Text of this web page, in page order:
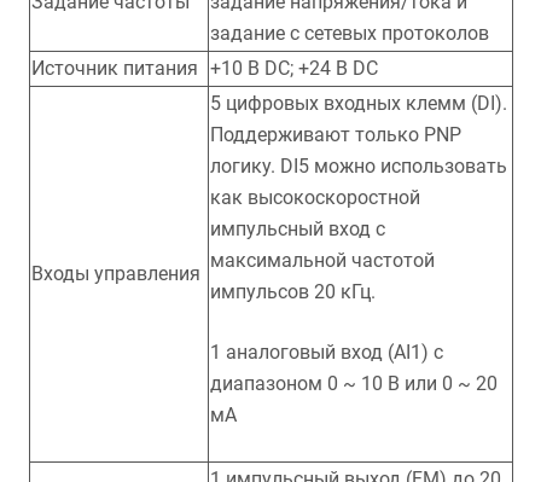
задание с сетевых протоколов
Источник питания +10 В DC; +24 В DC
Входы управления
5 цифровых входных клемм (DI).
Поддерживают только PNP
логику. DI5 можно использовать
как высокоскоростной
импульсный вход с
максимальной частотой
импульсов 20 кГц.
1 аналоговый вход (AI1) с
диапазоном 0 ~ 10 В или 0 ~ 20
мА